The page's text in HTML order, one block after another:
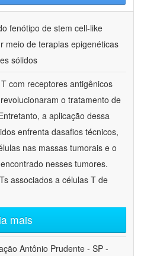
fenótipo de stem cell-like
meio de terapias epigenéticas
sólidos
com receptores antigênicos
o tratamento de
a aplicação dessa
enfrenta dasafios técnicos,
nas massas tumorais e o
nesses tumores.
associados a células T de
mais
Antônio Prudente - SP -